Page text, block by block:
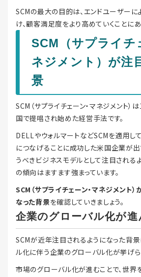
SCMの最大の目的は、エンドユーザー
け、顧客満足度をより高めていくことにあ
SCM（サプライチ
ネジメント）が注
景
SCM（サプライチェーン・マネジメント
国で提唱され始めた経営手法です。
DELLやウォルマートなどSCMを適用し
につなげることに成功した米国企業が
うべきビジネスモデルとして注目される
の傾向はますます強まっています。
SCM（サプライチェーン・マネジメント
なった背景を確認していきましょう。
企業のグローバル化が進
SCMが近年注目されるようになった背
ル化に伴う企業のグローバル化が挙げら
市場のグローバル化が進むことで、世